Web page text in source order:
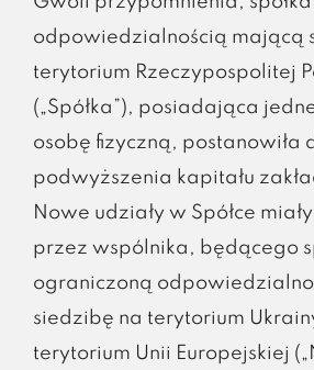
odpowiedzialnością mającą
terytorium Rzeczypospolitej
(„Spółka”), posiadająca
osobę fizyczną, postanowiła
podwyższenia kapitału
Nowe udziały w Spółce
przez wspólnika, będącego
ograniczoną
siedzibę na terytorium
terytorium Unii Europejskiej